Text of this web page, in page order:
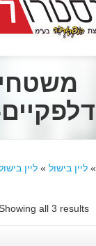
דלפקיים-
» ליין בישול » ליין בישול
all 3 results